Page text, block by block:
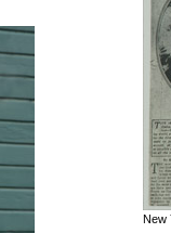
New